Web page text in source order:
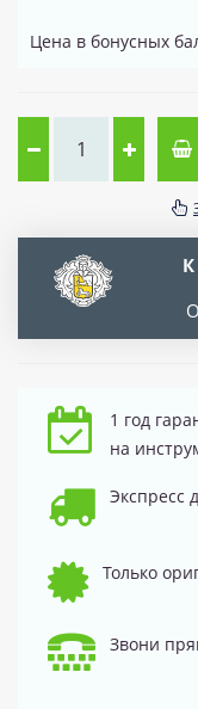
Цена в бонусных
1 год
на
Экспресс
Только
Звони